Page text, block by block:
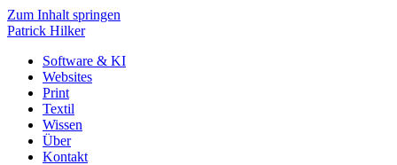
Zum Inhalt springen
Patrick Hilker
Software & KI
Websites
Print
Textil
Wissen
Über
Kontakt